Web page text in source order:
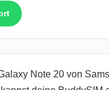
Note 20 von